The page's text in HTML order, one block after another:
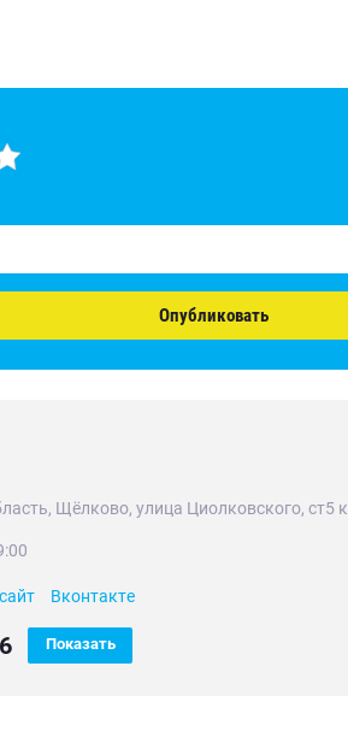
Опубликовать
Щёлково, улица Циолковского, ст5
Вконтакте
Показать